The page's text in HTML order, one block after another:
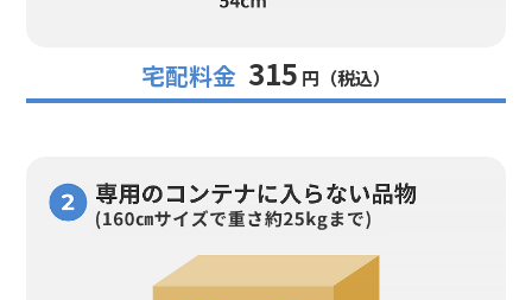
宅配料金 315 円（税込）